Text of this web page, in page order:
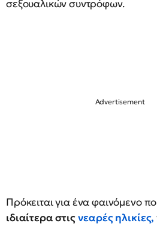
σεξουαλικών συντρόφων.
Πρόκειται για ένα φαινόμενο
ιδιαίτερα στιςνεαρές ηλικίες,